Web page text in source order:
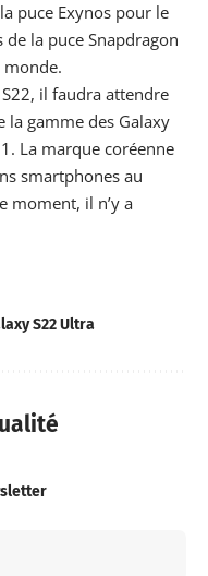
puce Exynos pour le
de la puce Snapdragon
monde.
, il faudra attendre
la gamme des Galaxy
La marque coréenne
smartphones au
moment, il n’y a
S22 Ultra